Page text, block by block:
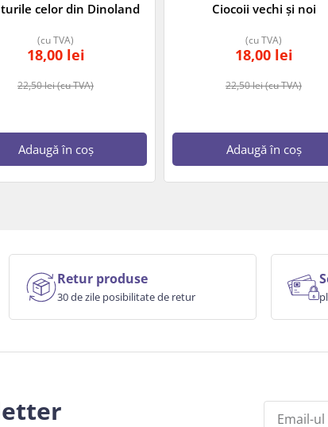
celor din Dinoland
22,50lei(cu TVA)
18,00 lei
(cu TVA)
Adaugă în coș
Ciocoii vechi și noi
22,50lei(cu TVA)
18,00 lei
(cu TVA)
Adaugă în coș
Retur produse
30 de zile posibilitate de retur